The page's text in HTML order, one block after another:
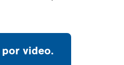
video.